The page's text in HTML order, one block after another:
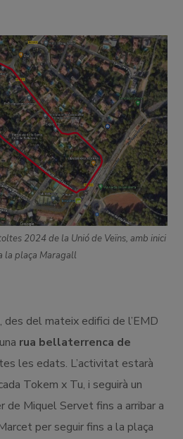
2024 de la Unió de Veïns, amb inici
la plaça Maragall
del mateix edifici de l’EMD
rua bellaterrenca de
les edats. L’activitat estarà
Tokem x Tu, i seguirà un
de Miquel Servet fins a arribar a
per seguir fins a la plaça